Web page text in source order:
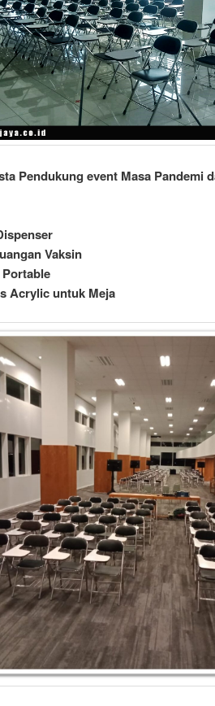
Pendukung event Masa Pandemi
Vaksin
Acrylic untuk Meja